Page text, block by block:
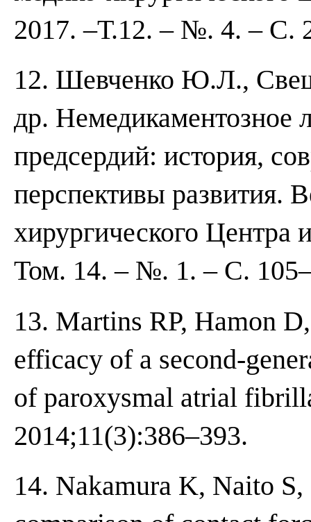
2017. –Т.12. – №. 4. – С.
12. Шевченко Ю.Л.,
др. Немедикаментозное
предсердий: история,
перспективы развития.
хирургического
Том. 14. – №. 1. – С.
13. Martins RP, Hamon
efficacy of a second-
of paroxysmal atrial
2014;11(3):386–393.
14. Nakamura K, Naito